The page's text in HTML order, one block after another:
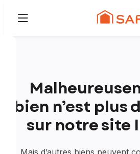
bien n’est plus
sur notre site